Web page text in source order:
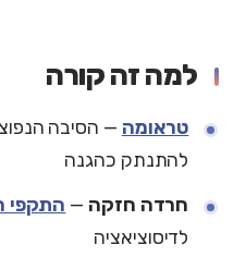
למה זה קורה
טראומה — הסיבה
להתנתק כהגנה
חרדה חזקה — התקפי
לדיסוציאציה